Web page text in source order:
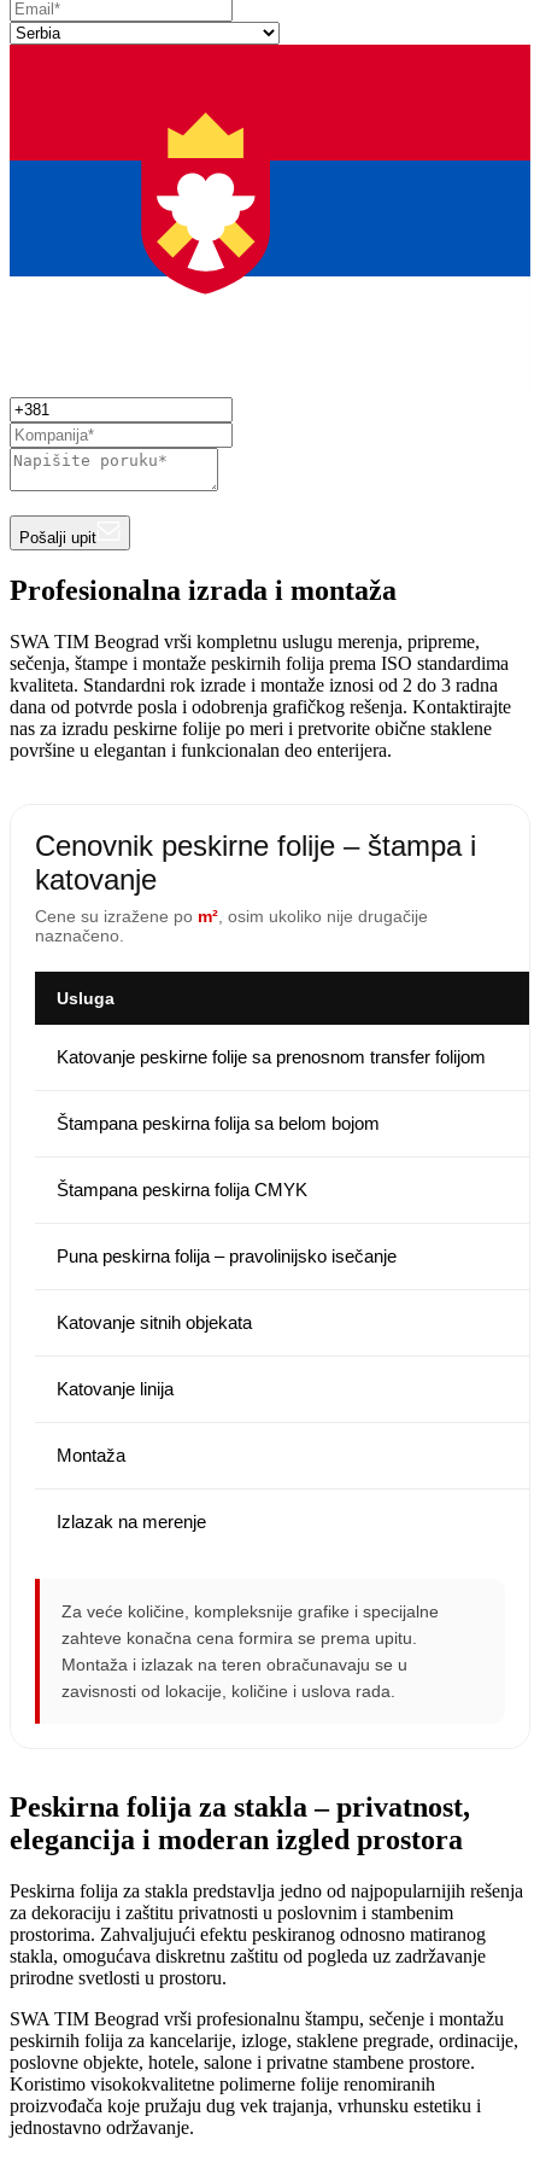
Pošalji upit
Profesionalna izrada i montaža
SWA TIM Beograd vrši kompletnu uslugu merenja, pripreme,
sečenja, štampe i montaže peskirnih folija prema ISO standardima
kvaliteta. Standardni rok izrade i montaže iznosi od 2 do 3 radna
dana od potvrde posla i odobrenja grafičkog rešenja. Kontaktirajte
nas za izradu peskirne folije po meri i pretvorite obične staklene
površine u elegantan i funkcionalan deo enterijera.
Cenovnik peskirne folije – štampa i
katovanje
Cene su izražene po m² , osim ukoliko nije drugačije
naznačeno.
Usluga
Katovanje peskirne folije sa prenosnom transfer folijom
Štampana peskirna folija sa belom bojom
Štampana peskirna folija CMYK
Puna peskirna folija – pravolinijsko isečanje
Katovanje sitnih objekata
Katovanje linija
Montaža
Izlazak na merenje
Za veće količine, kompleksnije grafike i specijalne
zahteve konačna cena formira se prema upitu.
Montaža i izlazak na teren obračunavaju se u
zavisnosti od lokacije, količine i uslova rada.
Peskirna folija za stakla – privatnost,
elegancija i moderan izgled prostora
Peskirna folija za stakla predstavlja jedno od najpopularnijih rešenja
za dekoraciju i zaštitu privatnosti u poslovnim i stambenim
prostorima. Zahvaljujući efektu peskiranog odnosno matiranog
stakla, omogućava diskretnu zaštitu od pogleda uz zadržavanje
prirodne svetlosti u prostoru.
SWA TIM Beograd vrši profesionalnu štampu, sečenje i montažu
peskirnih folija za kancelarije, izloge, staklene pregrade, ordinacije,
poslovne objekte, hotele, salone i privatne stambene prostore.
Koristimo visokokvalitetne polimerne folije renomiranih
proizvođača koje pružaju dug vek trajanja, vrhunsku estetiku i
jednostavno održavanje.